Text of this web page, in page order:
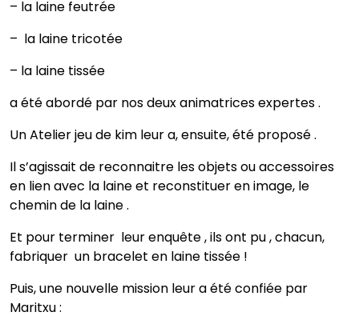
– la laine feutrée
– la laine tricotée
– la laine tissée
a été abordé par nos deux animatrices expertes .
Un Atelier jeu de kim leur a, ensuite, été proposé .
Il s’agissait de reconnaitre les objets ou accessoires
en lien avec la laine et reconstituer en image, le
chemin de la laine .
Et pour terminer leur enquête , ils ont pu , chacun,
fabriquer un bracelet en laine tissée !
Puis, une nouvelle mission leur a été confiée par
Maritxu :